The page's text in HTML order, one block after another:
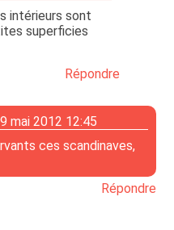
intérieurs sont
superficies
Répondre
mai 2012 12:45
ces scandinaves,
Répondre